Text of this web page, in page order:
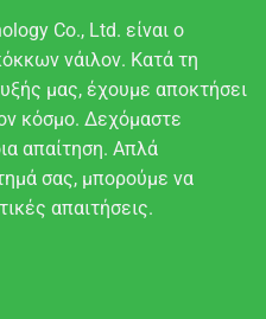
Co., Ltd. είναι ο
νάιλον. Κατά τη
μας, έχουμε αποκτήσει
κόσμο. Δεχόμαστε
απαίτηση. Απλά
σας, μπορούμε να
απαιτήσεις.